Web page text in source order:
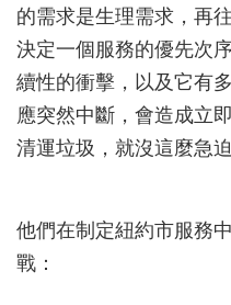
的需求是生理需求，再
決定一個服務的優先次
續性的衝擊，以及它有
應突然中斷，會造成立
清運垃圾，就沒這麼急迫
他們在制定紐約市服務
戰：